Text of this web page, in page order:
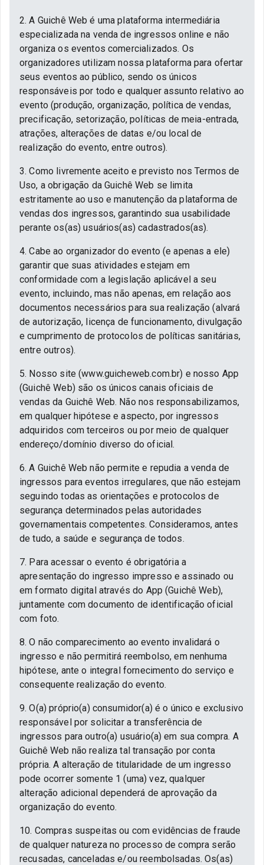
2. A Guichê Web é uma plataforma intermediária
especializada na venda de ingressos online e não
organiza os eventos comercializados. Os
organizadores utilizam nossa plataforma para ofertar
seus eventos ao público, sendo os únicos
responsáveis por todo e qualquer assunto relativo ao
evento (produção, organização, política de vendas,
precificação, setorização, políticas de meia-entrada,
atrações, alterações de datas e/ou local de
realização do evento, entre outros).
3. Como livremente aceito e previsto nos Termos de
Uso, a obrigação da Guichê Web se limita
estritamente ao uso e manutenção da plataforma de
vendas dos ingressos, garantindo sua usabilidade
perante os(as) usuários(as) cadastrados(as).
4. Cabe ao organizador do evento (e apenas a ele)
garantir que suas atividades estejam em
conformidade com a legislação aplicável a seu
evento, incluindo, mas não apenas, em relação aos
documentos necessários para sua realização (alvará
de autorização, licença de funcionamento, divulgação
e cumprimento de protocolos de políticas sanitárias,
entre outros).
5. Nosso site (www.guicheweb.com.br) e nosso App
(Guichê Web) são os únicos canais oficiais de
vendas da Guichê Web. Não nos responsabilizamos,
em qualquer hipótese e aspecto, por ingressos
adquiridos com terceiros ou por meio de qualquer
endereço/domínio diverso do oficial.
6. A Guichê Web não permite e repudia a venda de
ingressos para eventos irregulares, que não estejam
seguindo todas as orientações e protocolos de
segurança determinados pelas autoridades
governamentais competentes. Consideramos, antes
de tudo, a saúde e segurança de todos.
7. Para acessar o evento é obrigatória a
apresentação do ingresso impresso e assinado ou
em formato digital através do App (Guichê Web),
juntamente com documento de identificação oficial
com foto.
8. O não comparecimento ao evento invalidará o
ingresso e não permitirá reembolso, em nenhuma
hipótese, ante o integral fornecimento do serviço e
consequente realização do evento.
9. O(a) próprio(a) consumidor(a) é o único e exclusivo
responsável por solicitar a transferência de
ingressos para outro(a) usuário(a) em sua compra. A
Guichê Web não realiza tal transação por conta
própria. A alteração de titularidade de um ingresso
pode ocorrer somente 1 (uma) vez, qualquer
alteração adicional dependerá de aprovação da
organização do evento.
10. Compras suspeitas ou com evidências de fraude
de qualquer natureza no processo de compra serão
recusadas, canceladas e/ou reembolsadas. Os(as)